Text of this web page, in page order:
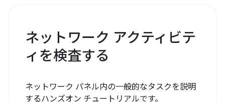
ネットワーク アクティビテ
ィを検査する
ネットワーク パネル内の一般的なタスクを説明
するハンズオン チュートリアルです。